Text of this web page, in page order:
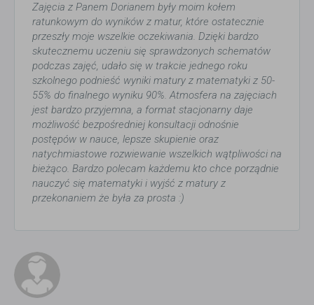
Zajęcia z Panem Dorianem były moim kołem
ratunkowym do wyników z matur, które ostatecznie
przeszły moje wszelkie oczekiwania. Dzięki bardzo
skutecznemu uczeniu się sprawdzonych schematów
podczas zajęć, udało się w trakcie jednego roku
szkolnego podnieść wyniki matury z matematyki z 50-
55% do finalnego wyniku 90%. Atmosfera na zajęciach
jest bardzo przyjemna, a format stacjonarny daje
możliwość bezpośredniej konsultacji odnośnie
postępów w nauce, lepsze skupienie oraz
natychmiastowe rozwiewanie wszelkich wątpliwości na
bieżąco. Bardzo polecam każdemu kto chce porządnie
nauczyć się matematyki i wyjść z matury z
przekonaniem że była za prosta :)